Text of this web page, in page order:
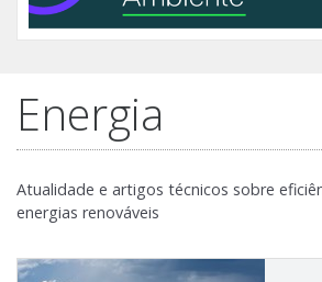
Energia
Atualidade e artigos técnicos sobre
energias renováveis